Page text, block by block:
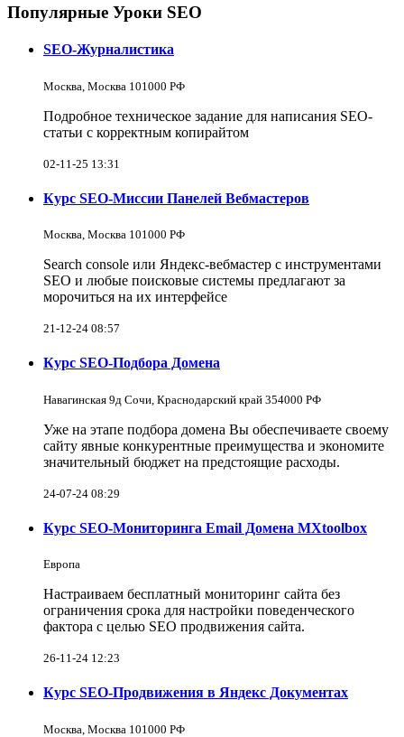
Популярные Уроки SEO
SEO-Журналистика
Москва, Москва 101000 РФ
Подробное техническое задание для написания SEO-
статьи с корректным копирайтом
02-11-25 13:31
Курс SEO-Миссии Панелей Вебмастеров
Москва, Москва 101000 РФ
Search console или Яндекс-вебмастер с инструментами
SEO и любые поисковые системы предлагают за
морочиться на их интерфейсе
21-12-24 08:57
Курс SEO-Подбора Домена
Навагинская 9д Сочи, Краснодарский край 354000 РФ
Уже на этапе подбора домена Вы обеспечиваете своему
сайту явные конкурентные преимущества и экономите
значительный бюджет на предстоящие расходы.
24-07-24 08:29
Курс SEO-Мониторинга Email Домена MXtoolbox
Европа
Настраиваем бесплатный мониторинг сайта без
ограничения срока для настройки поведенческого
фактора с целью SEO продвижения сайта.
26-11-24 12:23
Курс SEO-Продвижения в Яндекс Документах
Москва, Москва 101000 РФ